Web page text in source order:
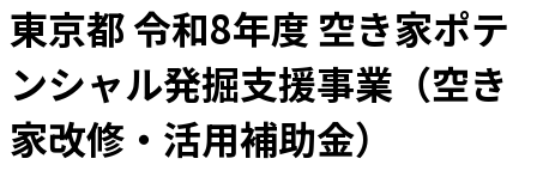
東京都 令和8年度 空き家ポテ
ンシャル発掘支援事業（空き
家改修・活用補助金）